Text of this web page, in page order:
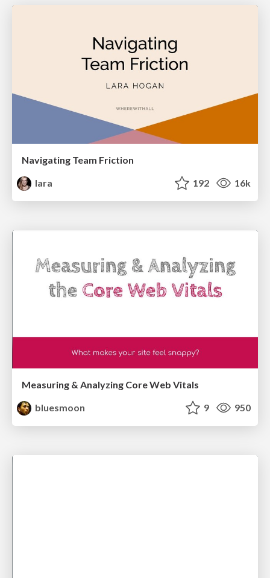
Navigating Team Friction
lara
192 16k
Measuring & Analyzing Core Web Vitals
bluesmoon
9 950